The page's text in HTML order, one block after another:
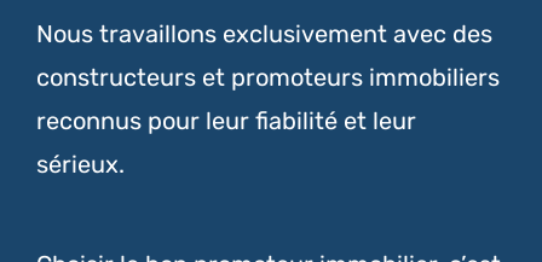
Nous travaillons exclusivement avec des
constructeurs et promoteurs immobiliers
reconnus pour leur fiabilité et leur
sérieux.